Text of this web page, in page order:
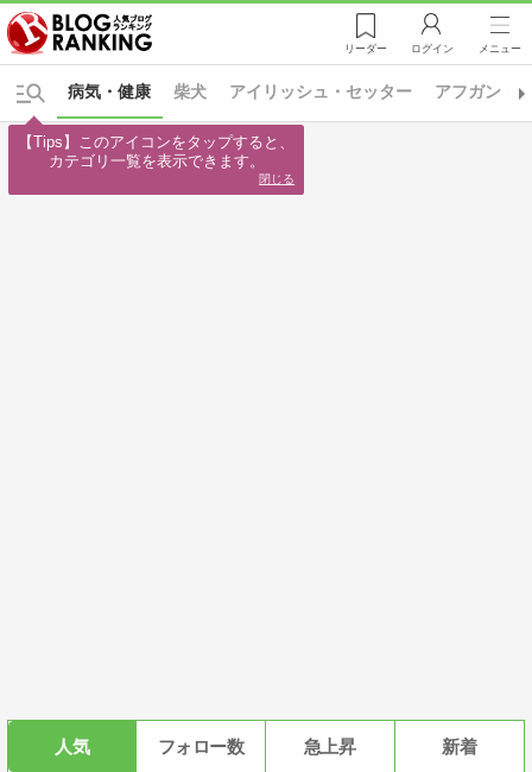
リーダー ログイン メニュー
柴犬 アイリッシュ・セッター アフガン・
病気・健康
人気 フォロー数 急上昇 新着
【Tips】このアイコンをタップすると、
カテゴリ一覧を表示できます。
閉じる